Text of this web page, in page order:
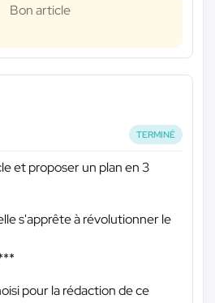
Bon article
TERMINÉ
et proposer un plan en 3
s'apprête à révolutionner le
pour la rédaction de ce